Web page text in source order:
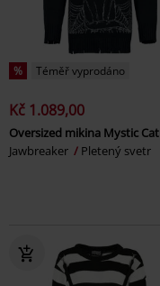
% Téměř vyprodáno
Kč 1.089,00
Oversized mikina Mystic Cat
Jawbreaker
Pletený svetr